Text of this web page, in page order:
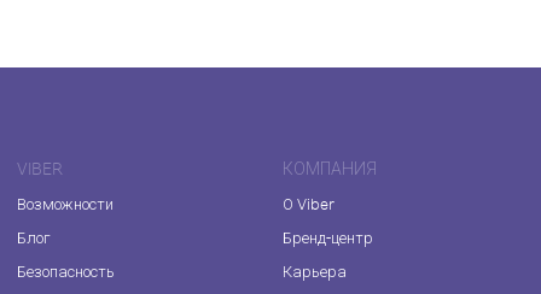
VIBER
Возможности
Блог
Безопасность
КОМПАНИЯ
О Viber
Бренд-центр
Карьера